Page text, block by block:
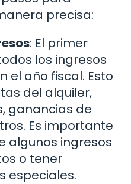
precisa:
: El primer
los ingresos
el año fiscal. Esto
del alquiler,
ganancias de
Es importante
algunos ingresos
o tener
especiales.